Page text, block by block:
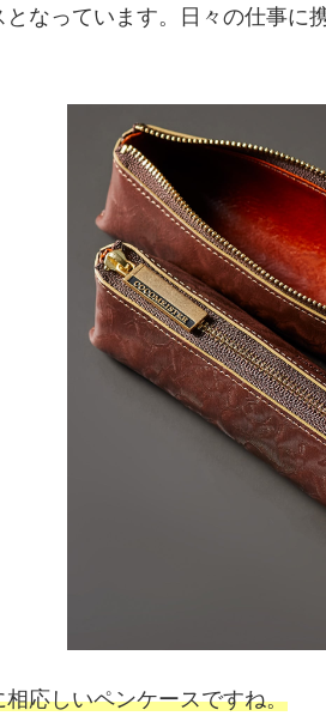
となっています。日々の仕事に
相応しいペンケースですね。